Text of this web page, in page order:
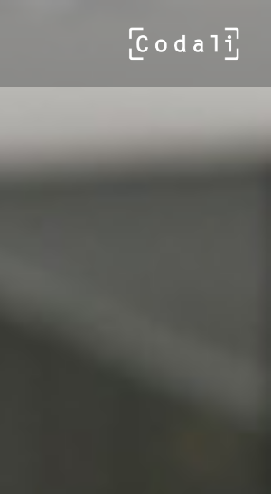
content